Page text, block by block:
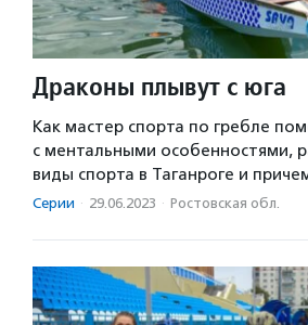
Драконы плывут с юга
Как мастер спорта по гребле
с ментальными особенностями,
виды спорта в Таганроге и
Серии · 29.06.2023 · Ростовская обл.